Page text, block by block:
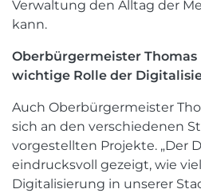
Verwaltung den Alltag der
kann.
Oberbürgermeister
wichtige Rolle der
Auch Oberbürgermeister
sich an den verschiedenen
vorgestellten Projekte. „Der
eindrucksvoll gezeigt, wie
Digitalisierung in unserer